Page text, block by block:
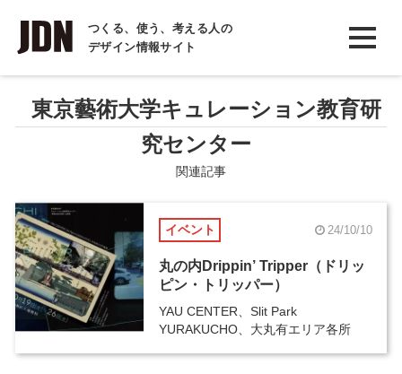
つくる、使う、考える人の
デザイン情報サイト
INTERVIEW
インタビュー
REPORT
レポート
東京藝術大学キュレーション教育研
究センター
関連記事
イベント 24/10/10
丸の内Drippin’ Tripper（ドリッ
ピン・トリッパー）
YAU CENTER、Slit Park
YURAKUCHO、大丸有エリア各所